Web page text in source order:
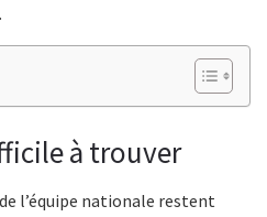
à trouver
l’équipe nationale restent